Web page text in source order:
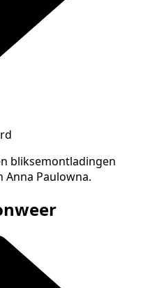
bliksemontladingen
Paulowna.